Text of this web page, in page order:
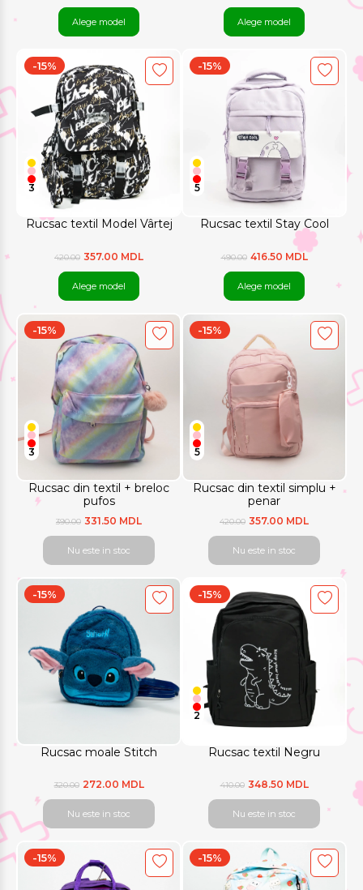
Alege model Alege model
Rucsac textil Model Vârtej
-15%
3
420.00 357.00 MDL
Alege model
Rucsac textil Stay Cool
-15%
5
490.00 416.50 MDL
Alege model
Rucsac din textil + breloc
pufos
-15%
3
390.00 331.50 MDL
Nu este in stoc
Rucsac din textil simplu +
penar
-15%
5
420.00 357.00 MDL
Nu este in stoc
Rucsac moale Stitch
-15%
320.00 272.00 MDL
Nu este in stoc
Rucsac textil Negru
-15%
2
410.00 348.50 MDL
Nu este in stoc
-15% -15%